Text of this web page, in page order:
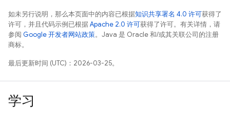
如未另行说明，那么本页面中的内容已根据知识共享署名 4.0 许可获得了
许可，并且代码示例已根据Apache 2.0 许可获得了许可。有关详情，请
参阅 Google 开发者网站政策。Java 是 Oracle 和/或其关联公司的注册
商标。
最后更新时间 (UTC)：2026-03-25。
学习